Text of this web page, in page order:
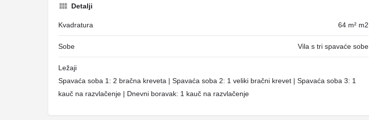
Detalji
Kvadratura 64 m² m2
Sobe Vila s tri spavaće sobe
Ležaji
Spavaća soba 1: 2 bračna kreveta | Spavaća soba 2: 1 veliki bračni krevet | Spavaća soba 3: 1
kauč na razvlačenje | Dnevni boravak: 1 kauč na razvlačenje